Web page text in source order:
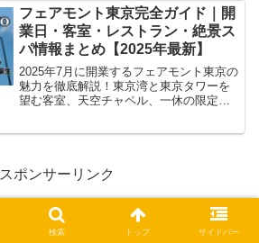
フェアモント東京完全ガイド｜開
業日・客室・レストラン・絶景ス
パ情報まとめ【2025年最新】
2025年7月に開業するフェアモント東京の
魅力を徹底解説！東京湾と東京タワーを
望む客室、天空チャペル、一休の限定プ
スポンサーリンク
検索 トップ サイドバー